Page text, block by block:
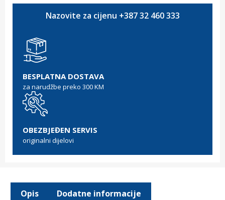
Nazovite za cijenu +387 32 460 333
BESPLATNA DOSTAVA
za narudžbe preko 300 KM
OBEZBJEĐEN SERVIS
originalni dijelovi
Opis Dodatne informacije